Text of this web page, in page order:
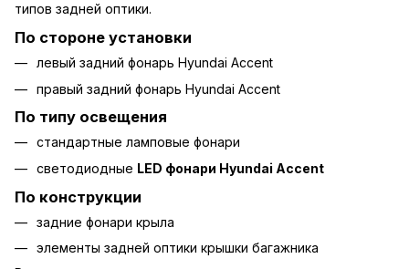
типов задней оптики.
По стороне установки
левый задний фонарь Hyundai Accent
правый задний фонарь Hyundai Accent
По типу освещения
стандартные ламповые фонари
светодиодные LED фонари Hyundai Accent
По конструкции
задние фонари крыла
элементы задней оптики крышки багажника